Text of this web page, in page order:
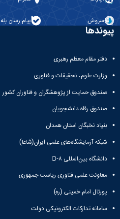
سروش پیام رسان بله
پیوندها
دفتر مقام معظم رهبری
وزارت علوم، تحقیقات و فناوری
صندوق حمایت از پژوهشگران و فناوران کشور
صندوق رفاه دانشجویان
بنیاد نخبگان استان همدان
شبکه آزمایشگاه‌های علمی ایران(شاعا)
دانشگاه بین‌المللی D-۸
معاونت علمی فناوری ریاست جمهوری
پورتال امام خمینی (ره)
سامانه تدارکات الکترونیکی دولت